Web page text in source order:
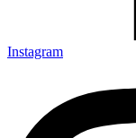
Instagram